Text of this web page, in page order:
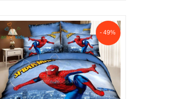
- 49%